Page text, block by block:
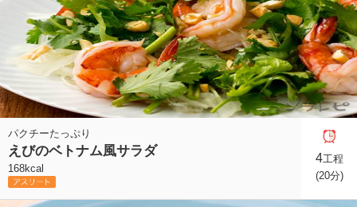
パクチーたっぷり
えびのベトナム風サラダ
168kcal
4工程
(20分)